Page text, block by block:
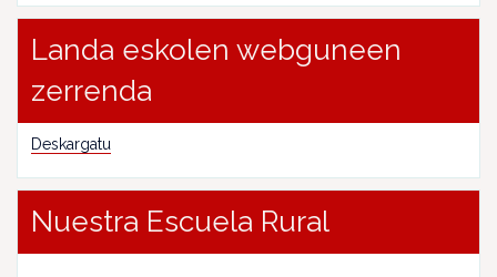
Landa eskolen webguneen
zerrenda
Deskargatu
Nuestra Escuela Rural